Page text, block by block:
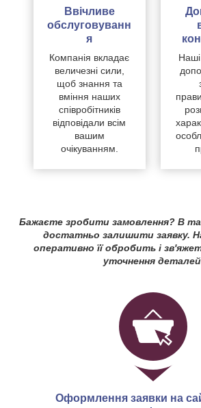
Ввічливе
обслуговуванн
я
Компанія вкладає
величезні сили,
щоб знання та
вміння наших
співробітників
відповідали всім
вашим
очікуванням.
Бажаєте зробити замовлення? В
достатньо залишити заявку.
оперативно її обробить і
уточнення
Оформлення заявки на